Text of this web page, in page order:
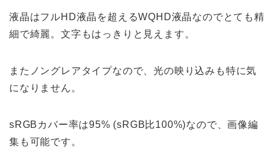
液晶はフルHD液晶を超えるWQHD液晶なのでとても精
細で綺麗。文字もはっきりと見えます。
またノングレアタイプなので、光の映り込みも特に気
になりません。
sRGBカバー率は95% (sRGB比100%)なので、画像編
集も可能です。